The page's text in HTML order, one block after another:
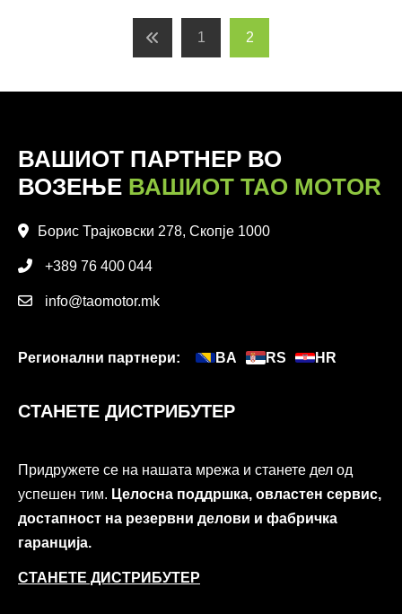
1 2
ВАШИОТ ПАРТНЕР ВО
ВОЗЕЊЕ ВАШИОТ TAO MOTOR
Борис Трајковски 278, Скопје 1000
+389 76 400 044
info@taomotor.mk
Регионални партнери: BA RS HR
СТАНЕТЕ ДИСТРИБУТЕР
Придружете се на нашата мрежа и станете дел од
успешен тим. Целосна поддршка, овластен сервис,
достапност на резервни делови и фабричка
гаранција.
СТАНЕТЕ ДИСТРИБУТЕР